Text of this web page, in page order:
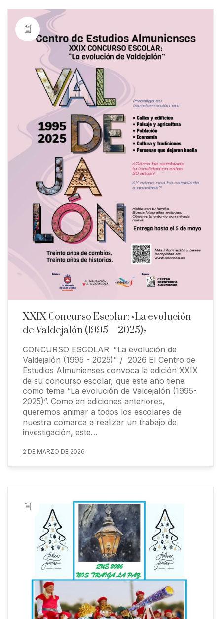
XXIX Concurso Escolar: «La evolución
de Valdejalón (1995 – 2025)»
CONCURSO ESCOLAR: "La evolución de
Valdejalón (1995 - 2025)" / 2026 El Centro de
Estudios Almunienses convoca la edición XXIX
de su concurso escolar, que este año tiene
como tema “La evolución de Valdejalón (1995-
2025)”. Como en ediciones anteriores,
queremos animar a todos los escolares de
nuestra comarca a realizar un trabajo de
investigación, este…
2 DE MARZO DE 2026